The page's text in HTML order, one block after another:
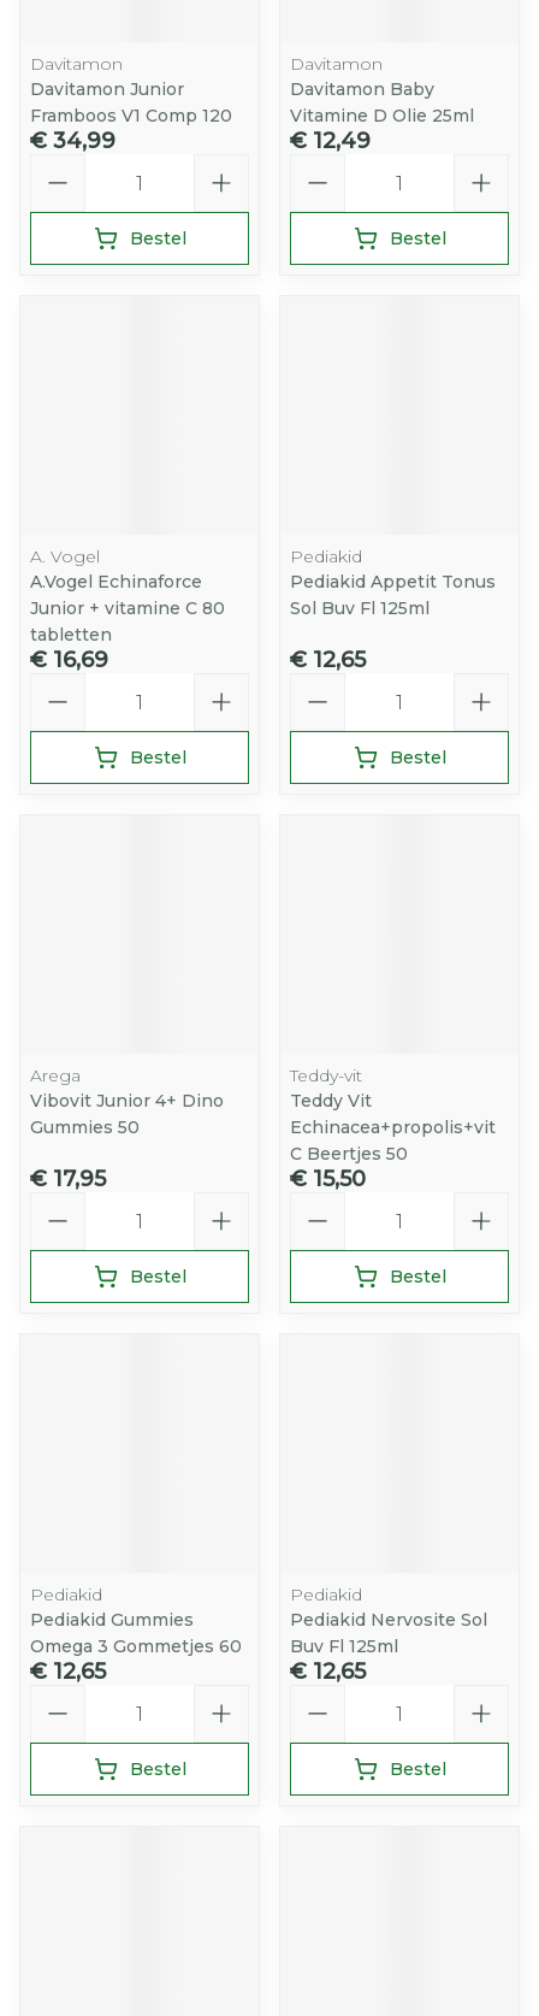
Davitamon
Davitamon Junior
Framboos V1 Comp 120
€ 34,99
Bestel
Davitamon
Davitamon Baby
Vitamine D Olie 25ml
€ 12,49
Bestel
A. Vogel
A.Vogel Echinaforce
Junior + vitamine C 80
tabletten
€ 16,69
Bestel
Pediakid
Pediakid Appetit Tonus
Sol Buv Fl 125ml
€ 12,65
Bestel
Arega
Vibovit Junior 4+ Dino
Gummies 50
€ 17,95
Bestel
Teddy-vit
Teddy Vit
Echinacea+propolis+vit
C Beertjes 50
€ 15,50
Bestel
Pediakid
Pediakid Gummies
Omega 3 Gommetjes 60
€ 12,65
Bestel
Pediakid
Pediakid Nervosite Sol
Buv Fl 125ml
€ 12,65
Bestel